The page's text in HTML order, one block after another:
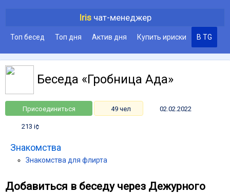
Irisчат-менеджер
Топ бесед Топ дня Актив дня Купить ириски В TG
Беседа «Гробница Ада»
Присоединиться 49 чел 02.02.2022
213 i¢
Знакомства
Знакомства для флирта
Добавиться в беседу через Дежурного